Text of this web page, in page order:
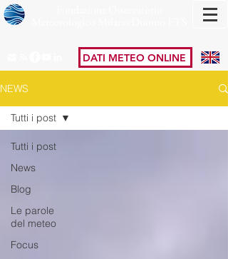
DATI METEO ONLINE
NEWS
Tutti i post
News
Blog
Le parole
del meteo
Focus
Tutti i post